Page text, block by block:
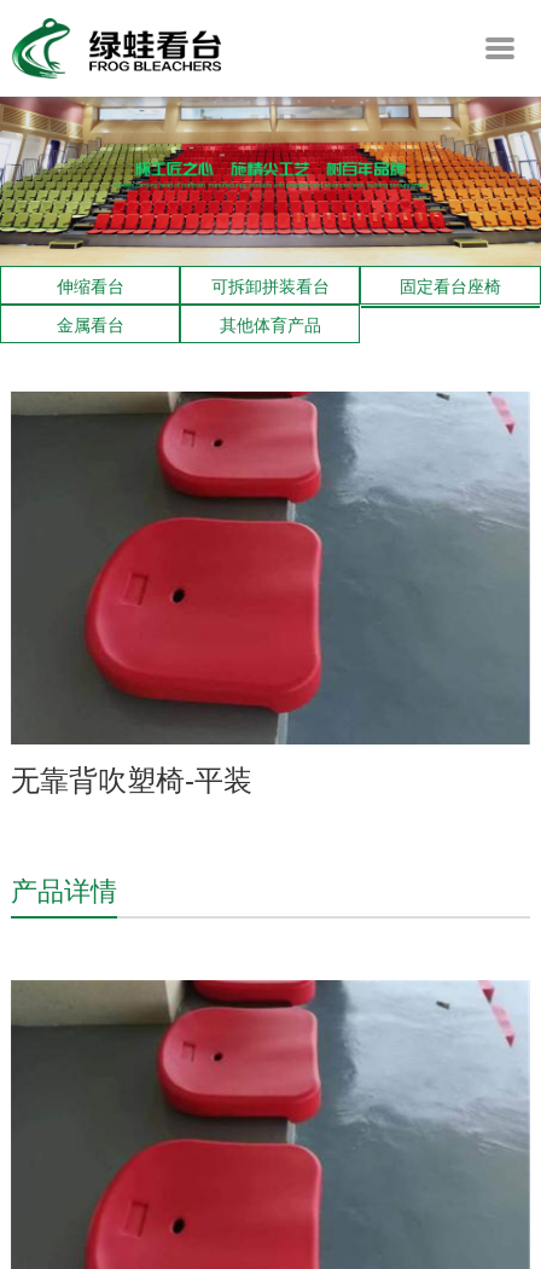
伸缩看台 可拆卸拼装看台
固定看台座椅
金属看台
其他体育产品
无靠背吹塑椅-平装
产品详情